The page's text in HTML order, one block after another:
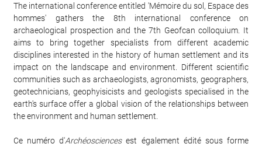
The international conference entitled 'Mémoire du sol, Espace des
hommes' gathers the 8th international conference on
archaeological prospection and the 7th Geofcan colloquium. It
aims to bring together specialists from different academic
disciplines interested in the history of human settlement and its
impact on the landscape and environment. Different scientific
communities such as archaeologists, agronomists, geographers,
geotechnicians, geophyisicists and geologists specialised in the
earth's surface offer a global vision of the relationships between
the environment and human settlement.
Ce numéro d'Archéosciencesest également édité sous forme